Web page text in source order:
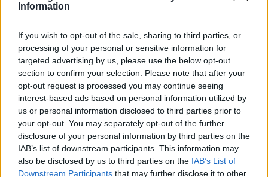
Information
If you wish to opt-out of the sale, sharing to third parties, or
processing of your personal or sensitive information for
targeted advertising by us, please use the below opt-out
section to confirm your selection. Please note that after your
opt-out request is processed you may continue seeing
interest-based ads based on personal information utilized by
us or personal information disclosed to third parties prior to
your opt-out. You may separately opt-out of the further
disclosure of your personal information by third parties on the
IAB’s list of downstream participants. This information may
also be disclosed by us to third parties on the IAB’s List of
Downstream Participants that may further disclose it to other
helst på døgnet via nett.
Når det passer
Annonse
Innholdet er blitt mye mer omfattende. Der
abonnentene før fikk ni utgaver levert på
døren i løpet av året, får abonnentene nå
tilgang til 90 utgaver når som helst på